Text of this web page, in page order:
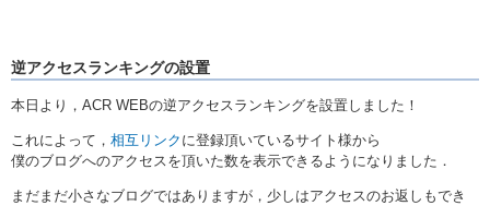
逆アクセスランキングの設置
本日より，ACR WEBの逆アクセスランキングを設置しました！
これによって， 相互リンク に登録頂いているサイト様から
僕のブログへのアクセスを頂いた数を表示できるようになりました．
まだまだ小さなブログではありますが，少しはアクセスのお返しもでき